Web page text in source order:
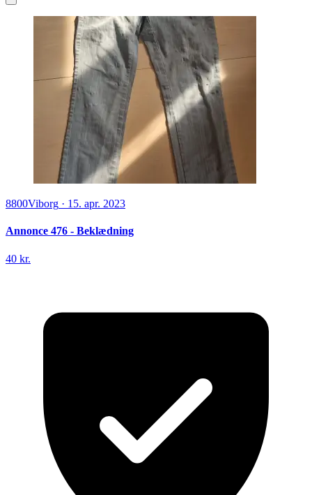
8800Viborg · 15. apr. 2023
Annonce 476 - Beklædning
40 kr.